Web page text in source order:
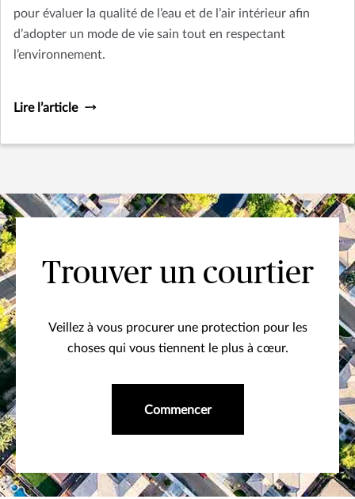
pour évaluer la qualité de l’eau et de l’air intérieur afin
d’adopter un mode de vie sain tout en respectant
l’environnement.
Lire l’article
Trouver un courtier
Veillez à vous procurer une protection pour les
choses qui vous tiennent le plus à cœur.
Commencer